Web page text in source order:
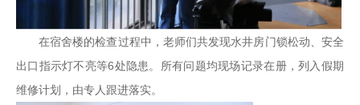
在宿舍楼的检查过程中，老师们共发现水井房门锁松动、安全
出口指示灯不亮等6处隐患。所有问题均现场记录在册，列入假期
维修计划，由专人跟进落实。